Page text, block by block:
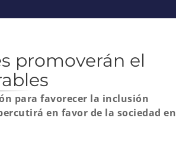
promoverán el
para favorecer la inclusión
en favor de la sociedad en